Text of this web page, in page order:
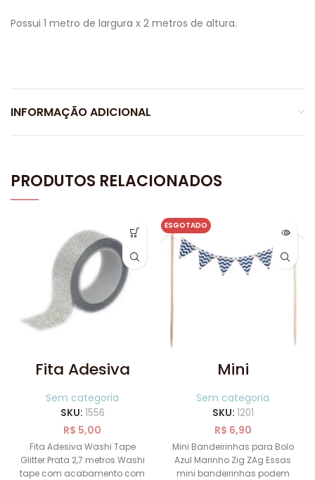
Possui 1 metro de largura x 2 metros de altura.
INFORMAÇÃO ADICIONAL
PRODUTOS RELACIONADOS
Fita Adesiva
Washi Tape
Glitter Prata 2,7
metros
Sem categoria
SKU: 1556
R$ 5,00
Fita Adesiva Washi Tape
Glitter Prata 2,7 metros Washi
tape com acabamento com
ESGOTADO
Mini
Bandeirinhas
para Bolo Azul
Marinho Zig Zag
Sem categoria
SKU: 1201
R$ 6,90
Mini Bandeirinhas para Bolo
Azul Marinho Zig ZAg Essas
mini bandeirinhas podem